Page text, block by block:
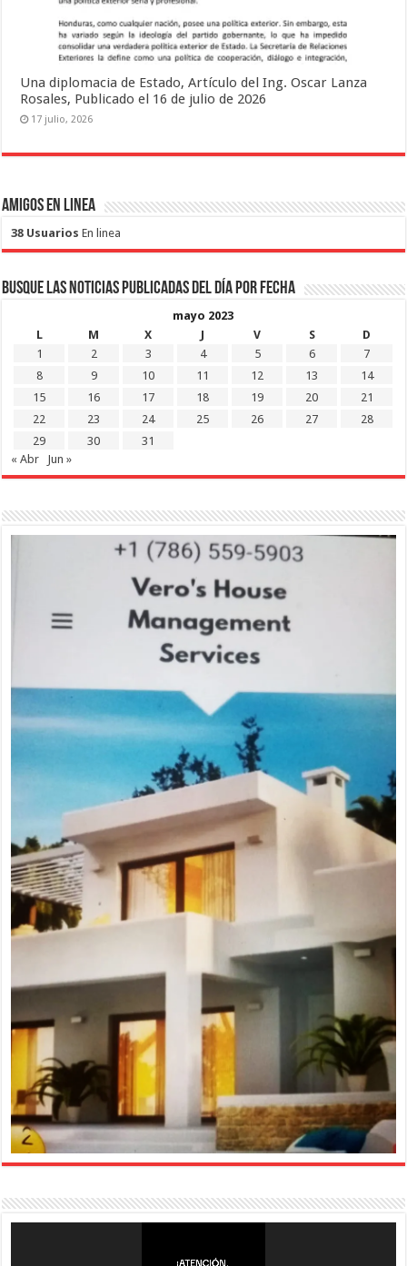
Una diplomacia de Estado, Artículo del Ing. Oscar Lanza
Rosales, Publicado el 16 de julio de 2026
17 julio, 2026
Amigos en Linea
38 Usuarios En linea
Busque las noticias publicadas del día por fecha
mayo 2023
L
M X J V S
D
1
2 3 4 5 6
7
8
9 10 11 12 13
14
15
16 17 18 19 20
21
22
23 24 25 26 27
28
29
30
31
« Abr
Jun »